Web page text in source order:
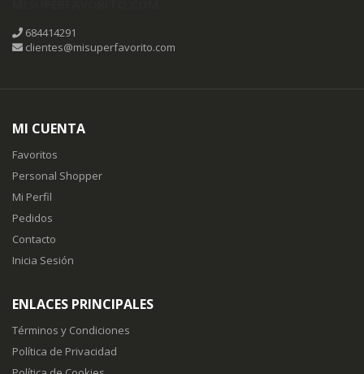
684414291
clientes@misuperfavorito.com
MI CUENTA
Favoritos
Personal Shopper
Mi Perfil
Pedidos
Contacto
Inicia Sesión
ENLACES PRINCIPALES
Términos y Condiciones
Política de Privacidad